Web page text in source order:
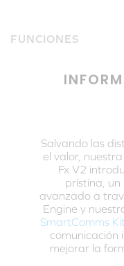
FUNCIONES
Salvando las
el valor,
Fx V2
prístina,
avanzado a
Engine y
SmartComms Kit
comunicación
mejorar la